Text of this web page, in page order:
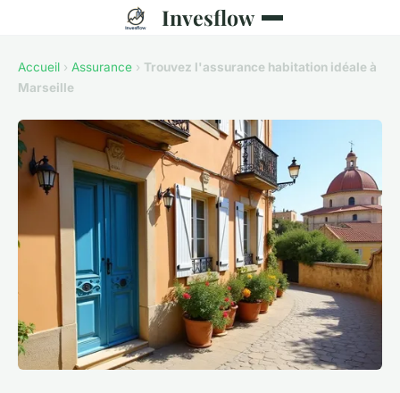
Invesflow
Accueil › Assurance › Trouvez l'assurance habitation idéale à
Marseille